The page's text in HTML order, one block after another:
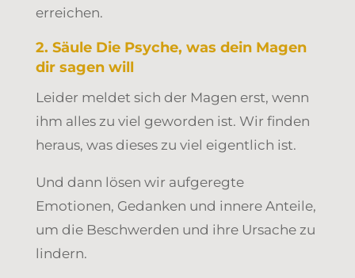
erreichen.
2. Säule Die Psyche, was dein Magen
dir sagen will
Leider meldet sich der Magen erst, wenn
ihm alles zu viel geworden ist. Wir finden
heraus, was dieses zu viel eigentlich ist.
Und dann lösen wir aufgeregte
Emotionen, Gedanken und innere Anteile,
um die Beschwerden und ihre Ursache zu
lindern.